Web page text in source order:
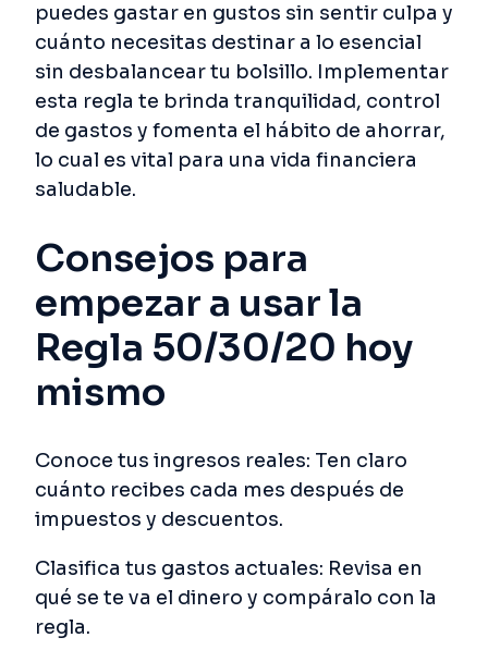
puedes gastar en gustos sin sentir culpa y
cuánto necesitas destinar a lo esencial
sin desbalancear tu bolsillo. Implementar
esta regla te brinda tranquilidad, control
de gastos y fomenta el hábito de ahorrar,
lo cual es vital para una vida financiera
saludable.
Consejos para
empezar a usar la
Regla 50/30/20 hoy
mismo
Conoce tus ingresos reales: Ten claro
cuánto recibes cada mes después de
impuestos y descuentos.
Clasifica tus gastos actuales: Revisa en
qué se te va el dinero y compáralo con la
regla.